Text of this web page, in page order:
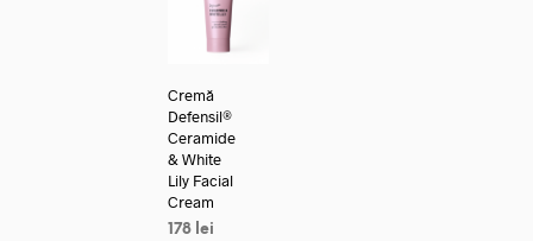
Cremă
Defensil®
Ceramide
& White
Lily Facial
Cream
178 lei